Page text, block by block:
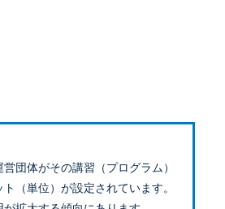
団体がその講習（プログラム）
（単位）が設定されています。